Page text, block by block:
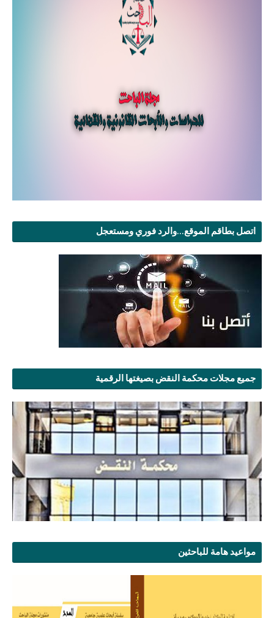
اتصل بطاقم الموقع...والرد فوري ومستعجل
جميع مجلات محكمة النقض بصيغتها الرقمية
مواعيد هامة للباحثين